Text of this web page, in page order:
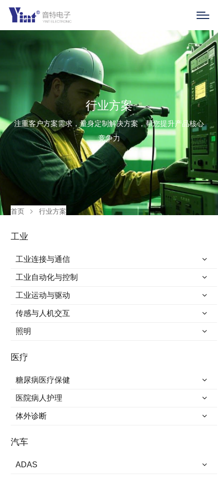
行业方案
注重客户方案需求，量身定制解决方案，帮您提升产品核心
竞争力
首页 行业方案
工业
工业连接与通信
工业自动化与控制
工业运动与驱动
传感与人机交互
照明
医疗
糖尿病医疗保健
医院病人护理
体外诊断
汽车
ADAS